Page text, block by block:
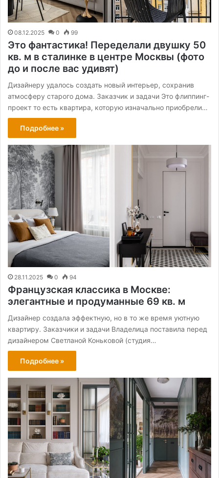
08.12.2025 0 99
Это фантастика! Переделали двушку 50
кв. м в сталинке в центре Москвы (фото
до и после вас удивят)
Дизайнеру удалось создать новый интерьер, сохранив
атмосферу старого дома. Заказчик и задачи Это флиппинг-
проект то есть квартира, которую изначально приобрели…
Подробнее »
28.11.2025 0 94
Французская классика в Москве:
элегантные и продуманные 69 кв. м
Дизайнер создала эффектную, но в то же время уютную
квартиру. Заказчики и задачи Владелица поставила перед
дизайнером Светланой Коньковой (студия…
Подробнее »